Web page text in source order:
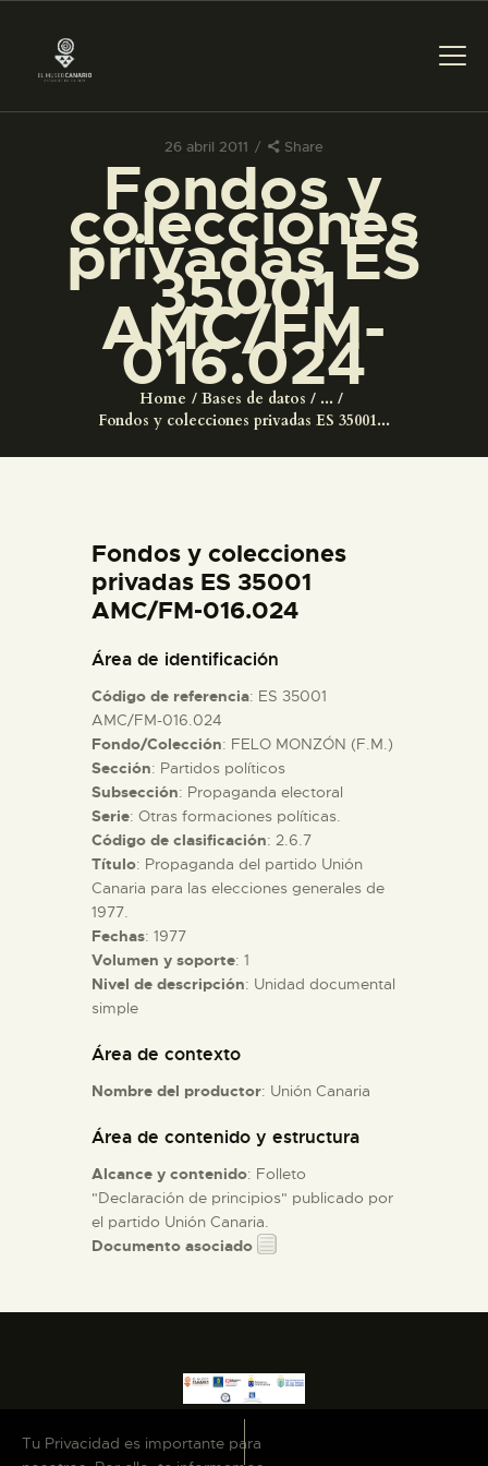
26 abril 2011 Share
Fondos y
colecciones
privadas ES
35001
AMC/FM-
016.024
Home Bases de datos
...
Fondos y colecciones privadas ES 35001...
PREPARAR LA VISITA
ACTIVIDADES
█
EL MUSEO
ESPAÑOL
ACTIVIDADES
█
EL MUSEO
COLECCIONES
DIDÁCTICA
Fondos y colecciones
privadas ES 35001
AMC/FM-016.024
Área de identificación
Código de referencia: ES 35001
AMC/FM-016.024
Fondo/Colección: FELO MONZÓN (F.M.)
Sección: Partidos políticos
Subsección: Propaganda electoral
Serie: Otras formaciones políticas.
Código de clasificación: 2.6.7
Título: Propaganda del partido Unión
Canaria para las elecciones generales de
1977.
Fechas: 1977
Volumen y soporte: 1
Nivel de descripción: Unidad documental
simple
Área de contexto
Nombre del productor: Unión Canaria
Área de contenido y estructura
Alcance y contenido: Folleto
"Declaración de principios" publicado por
el partido Unión Canaria.
Documento asociado
Tu Privacidad es importante para